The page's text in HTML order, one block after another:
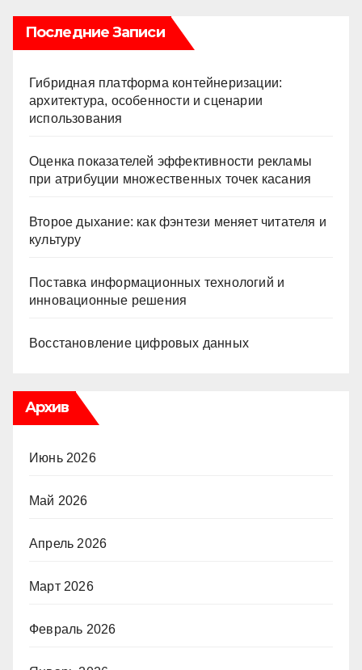
Последние Записи
Гибридная платформа контейнеризации:
архитектура, особенности и сценарии
использования
Оценка показателей эффективности рекламы
при атрибуции множественных точек касания
Второе дыхание: как фэнтези меняет читателя и
культуру
Поставка информационных технологий и
инновационные решения
Восстановление цифровых данных
Архив
Июнь 2026
Май 2026
Апрель 2026
Март 2026
Февраль 2026